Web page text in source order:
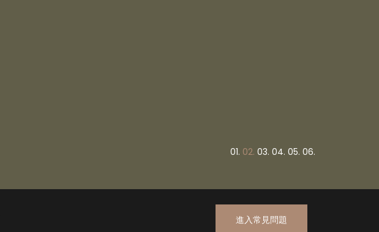
01. 02. 03. 04. 05. 06.
進入常見問題